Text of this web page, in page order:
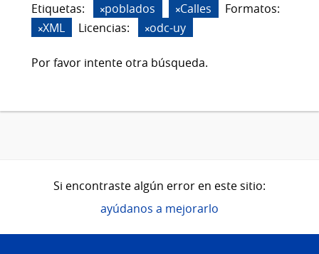
Etiquetas: poblados Calles
Formatos:
XML
Licencias: odc-uy
Por favor intente otra búsqueda.
Si encontraste algún error en este sitio:
ayúdanos a mejorarlo